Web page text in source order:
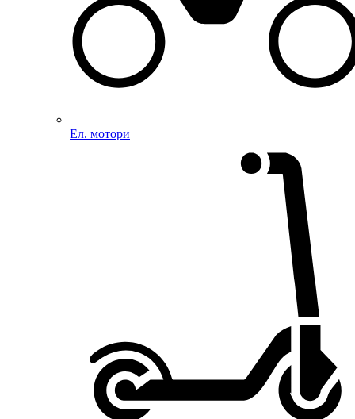
Ел. мотори